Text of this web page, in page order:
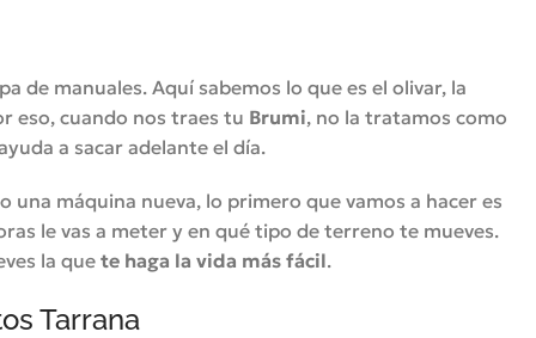
de manuales. Aquí sabemos lo que es el olivar, la
eso, cuando nos traes tu Brumi, no la tratamos como
a sacar adelante el día.
una máquina nueva, lo primero que vamos a hacer es
le vas a meter y en qué tipo de terreno te mueves.
la que te haga la vida más fácil.
Tarrana